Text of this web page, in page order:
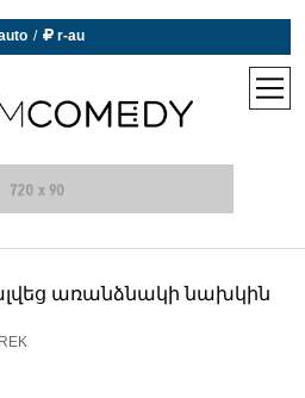
/  r-au
open
առանձնակի նախկին